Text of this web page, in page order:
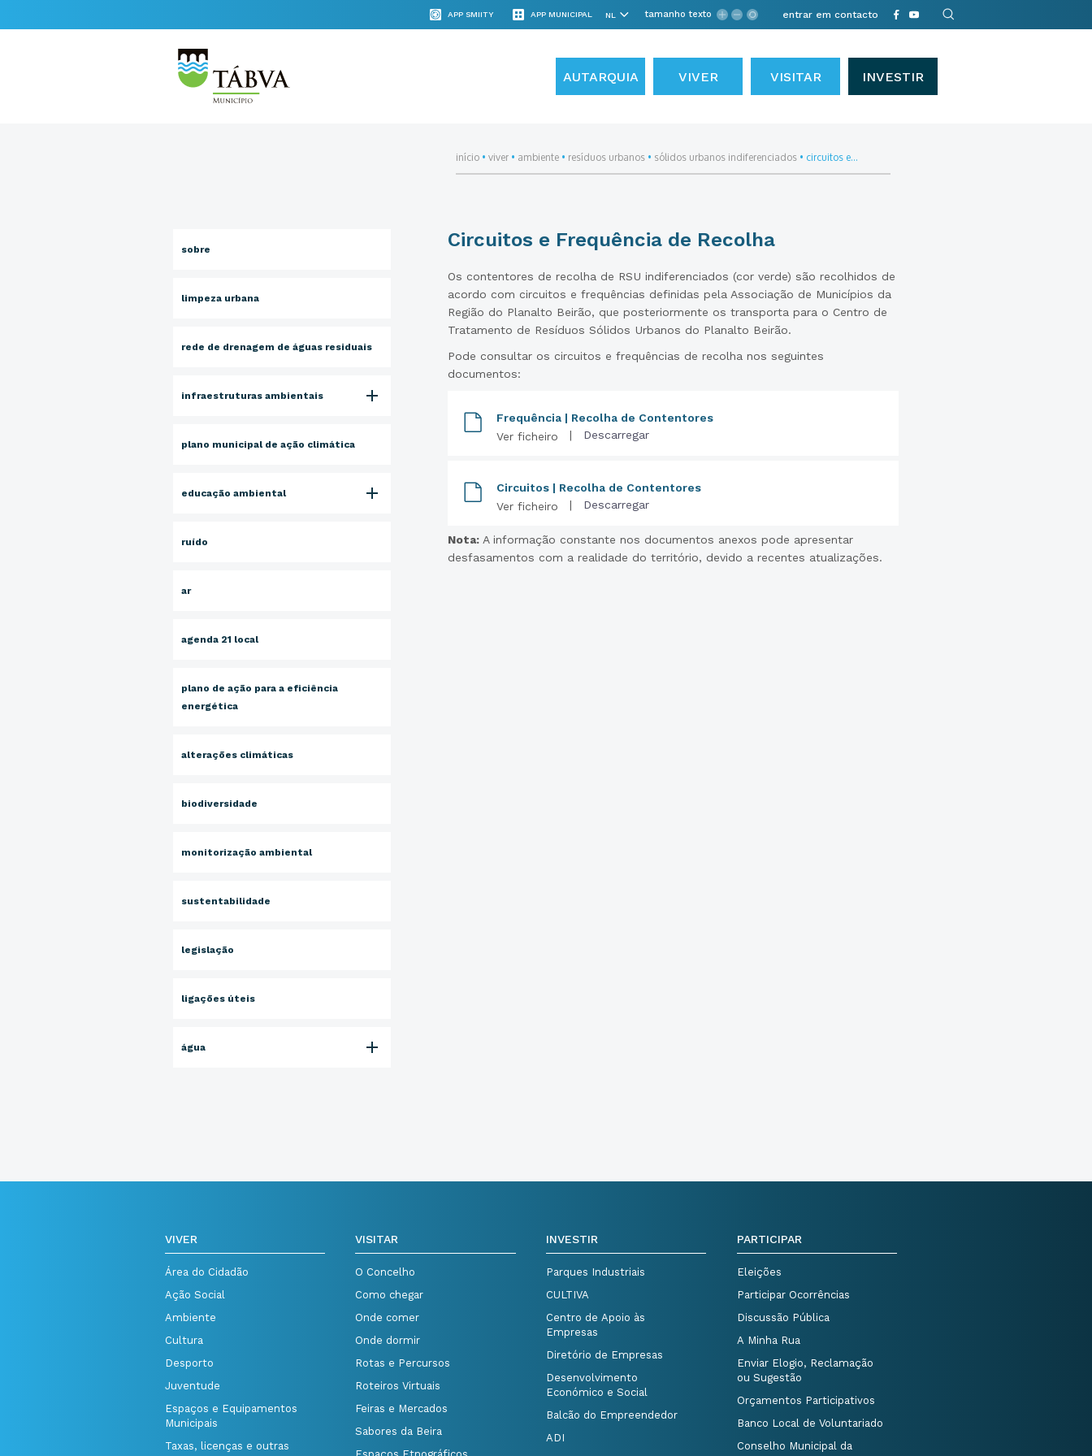
APP SMIITY APP MUNICIPAL tamanho texto entrar em contacto
AUTARQUIA VIVER VISITAR INVESTIR
sobre
limpeza urbana
rede de drenagem de águas residuais
infraestruturas ambientais
plano municipal de ação climática
educação ambiental
ruído
ar
agenda 21 local
plano de ação para a eficiência
energética
alterações climáticas
biodiversidade
monitorização ambiental
sustentabilidade
legislação
ligações úteis
água
início•viver• ambiente• resíduos urbanos• sólidos urbanos indiferenciados• circuitos e...
Circuitos e Frequência de Recolha
Os contentores de recolha de RSU indiferenciados (cor verde) são recolhidos de
acordo com circuitos e frequências definidas pela Associação de Municípios da
Região do Planalto Beirão, que posteriormente os transporta para o Centro de
Tratamento de Resíduos Sólidos Urbanos do Planalto Beirão.
Pode consultar os circuitos e frequências de recolha nos seguintes
documentos:
Frequência | Recolha de Contentores
Ver ficheiro
| Descarregar
Circuitos | Recolha de Contentores
Ver ficheiro
| Descarregar
Nota:A informação constante nos documentos anexos pode apresentar
desfasamentos com a realidade do território, devido a recentes atualizações.
VIVER
Área do Cidadão
Ação Social
Ambiente
Cultura
Desporto
Juventude
Espaços e Equipamentos
Municipais
Taxas, licenças e outras
VISITAR
O Concelho
Como chegar
Onde comer
Onde dormir
Rotas e Percursos
Roteiros Virtuais
Feiras e Mercados
Sabores da Beira
INVESTIR
Parques Industriais
CULTIVA
Centro de Apoio às
Empresas
Diretório de Empresas
Desenvolvimento
Económico e Social
Balcão do Empreendedor
ADI
PARTICIPAR
Eleições
Participar Ocorrências
Discussão Pública
A Minha Rua
Enviar Elogio, Reclamação
ou Sugestão
Orçamentos Participativos
Banco Local de Voluntariado
Conselho Municipal da